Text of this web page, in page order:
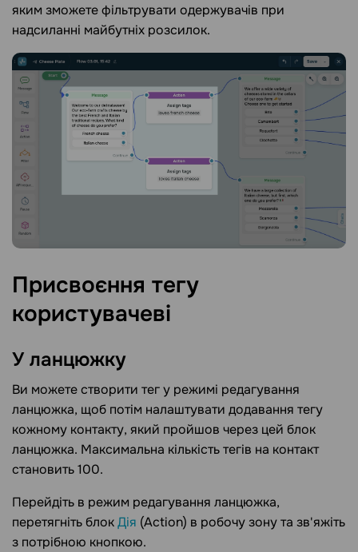
яким зможете фільтрувати одержувачів при
надсиланні майбутніх розсилок.
Присвоєння тегу
користувачеві
У ланцюжку
Ви можете створити тег у режимі редагування
ланцюжка, щоб потім налаштувати додавання тегу
кожному контакту, який пройшов через цей блок
ланцюжка. Максимальна кількість тегів на контакт
становить 100.
Перейдіть в режим редагування ланцюжка,
перетягніть блокДія (Action) в робочу зону та зв'яжіть
з потрібною кнопкою.